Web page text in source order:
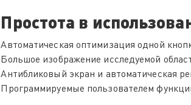
Простота в
Автоматическая оптимизация одной
Большое изображение исследуемой
Антибликовый экран и автоматическая
Программируемые пользователем